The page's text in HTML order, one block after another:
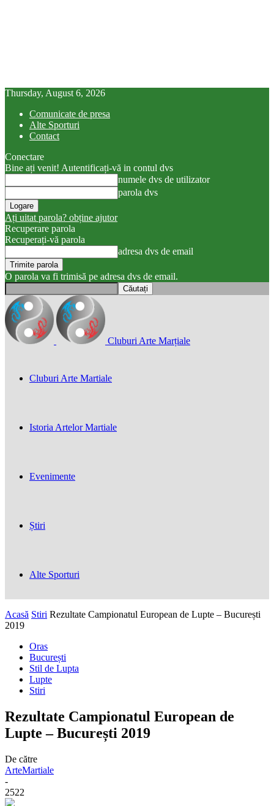
Thursday, August 6, 2026
Comunicate de presa
Alte Sporturi
Contact
Conectare
Bine ați venit! Autentificați-vă in contul dvs
numele dvs de utilizator
parola dvs
Ați uitat parola? obține ajutor
Recuperare parola
Recuperați-vă parola
adresa dvs de email
O parola va fi trimisă pe adresa dvs de email.
Cluburi Arte Marțiale
Cluburi Arte Martiale
Istoria Artelor Martiale
Evenimente
Știri
Alte Sporturi
Acasă Stiri Rezultate Campionatul European de Lupte – București
2019
Oras
București
Stil de Lupta
Lupte
Stiri
Rezultate Campionatul European de
Lupte – București 2019
De către
ArteMartiale
-
2522